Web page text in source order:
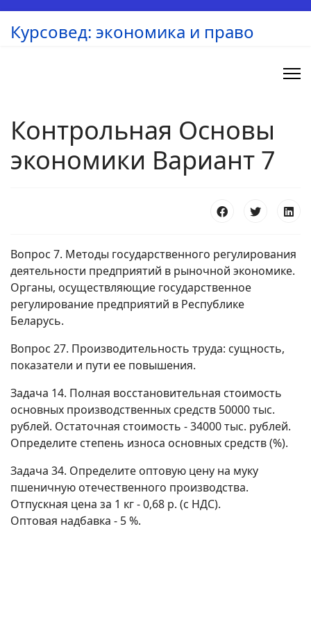
Курсовед: экономика и право
Контрольная Основы
экономики Вариант 7
Вопрос 7. Методы государственного регулирования
деятельности предприятий в рыночной экономике.
Органы, осуществляющие государственное
регулирование предприятий в Республике
Беларусь.
Вопрос 27. Производительность труда: сущность,
показатели и пути ее повышения.
Задача 14. Полная восстановительная стоимость
основных производственных средств 50000 тыс.
рублей. Остаточная стоимость - 34000 тыс. рублей.
Определите степень износа основных средств (%).
Задача 34. Определите оптовую цену на муку
пшеничную отечественного производства.
Отпускная цена за 1 кг - 0,68 р. (с НДС).
Оптовая надбавка - 5 %.